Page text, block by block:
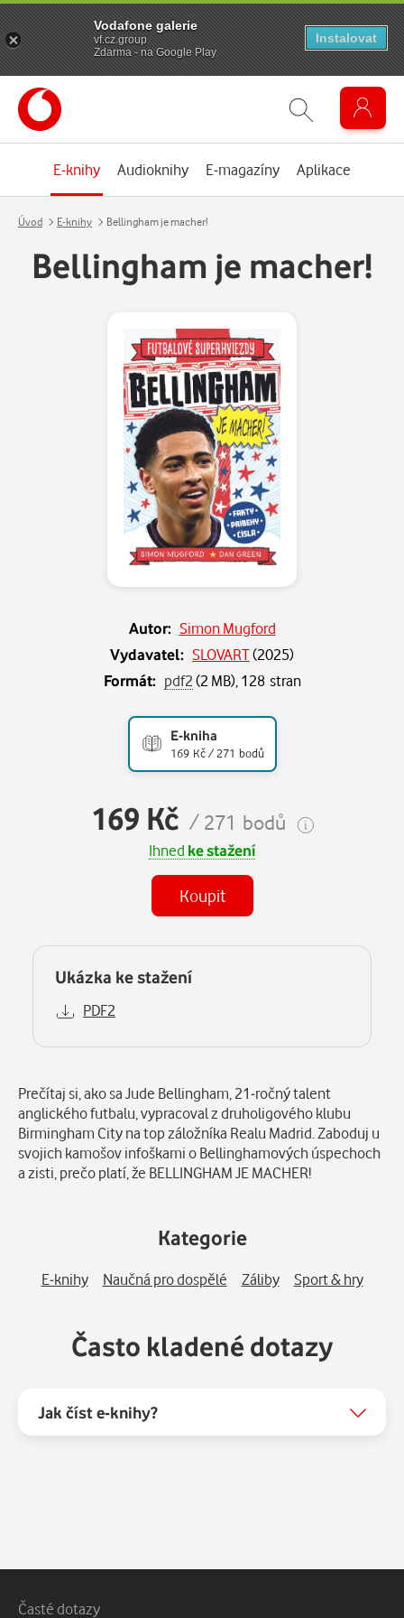
E-knihy Audioknihy E-magazíny Aplikace
Úvod E-knihy Bellingham je macher!
Bellingham je macher!
Autor: Simon Mugford
Vydavatel: SLOVART(2025)
Formát: pdf2(2 MB), 128 stran
E-kniha
169 Kč / 271 bodů
169 Kč / 271 bodů
Ihned ke stažení
Koupit
Ukázka ke stažení
PDF2
Popis
Prečítaj si, ako sa Jude Bellingham, 21-ročný talent
anglického futbalu, vypracoval z druholigového klubu
Birmingham City na top záložníka Realu Madrid. Zaboduj u
svojich kamošov infoškami o Bellinghamových úspechoch
a zisti, prečo platí, že BELLINGHAM JE MACHER!
Kategorie
E-knihy Naučná pro dospělé Záliby Sport & hry
Často kladené dotazy
Jak číst e-knihy?
Vedlejší navigace
Časté dotazy
Vodafone galerie
vf.cz.group
Zdarma - na Google Play
Instalovat